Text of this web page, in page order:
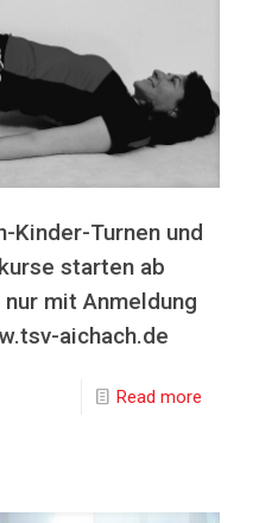
Kinder-Turnen und
starten ab
mit Anmeldung
aichach.de
Read more